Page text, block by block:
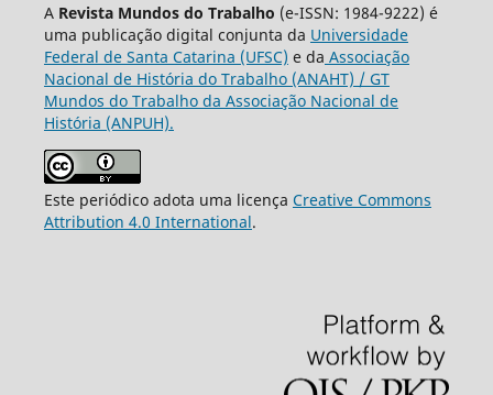
A Revista Mundos do Trabalho (e-ISSN: 1984-9222) é
uma publicação digital conjunta da Universidade
Federal de Santa Catarina (UFSC) e da Associação
Nacional de História do Trabalho (ANAHT) / GT
Mundos do Trabalho da Associação Nacional de
História (ANPUH).
Este periódico adota uma licença Creative Commons
Attribution 4.0 International.